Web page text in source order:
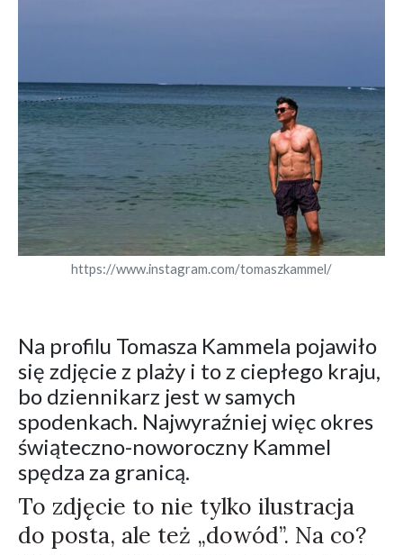
https://www.instagram.com/tomaszkammel/
Na profilu Tomasza Kammela pojawiło
się zdjęcie z plaży i to z ciepłego kraju,
bo dziennikarz jest w samych
spodenkach. Najwyraźniej więc okres
świąteczno-noworoczny Kammel
spędza za granicą.
To zdjęcie to nie tylko ilustracja
do posta, ale też „dowód”. Na co?